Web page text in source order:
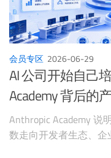
会员专区 2026-06-29
AI 公司开始自己
Academy 背后的
Anthropic Academy 说
数走向开发者生态、企